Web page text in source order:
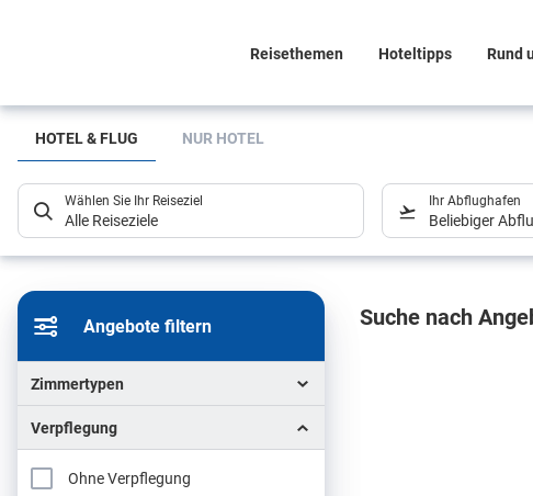
Reisethemen Hoteltipps Rund
Suchlistenseite
HOTEL & FLUG NUR HOTEL
Wählen Sie Ihr Reiseziel
Alle Reiseziele
Ihr Abflughafen
Beliebiger
Angebote filtern
Zimmertypen
Verpflegung
Ohne Verpflegung
Suche nach